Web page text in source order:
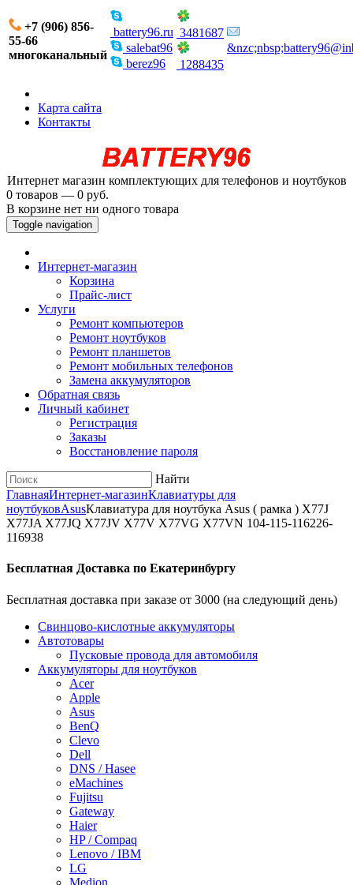
+7 (906) 856-
55-66
многоканальный
battery96.ru
salebat96
berez96
3481687
1288435
Карта сайта
Контакты
Интернет магазин комплектующих для телефонов и ноутбуков
0 товаров — 0 руб.
В корзине нет ни одного товара
Toggle navigation
Интернет-магазин
Корзина
Прайс-лист
Услуги
Ремонт компьютеров
Ремонт ноутбуков
Ремонт планшетов
Ремонт мобильных телефонов
Замена аккумуляторов
Обратная связь
Личный кабинет
Регистрация
Заказы
Восстановление пароля
Найти
ГлавнаяИнтернет-магазинКлавиатуры для
ноутбуковAsusКлавиатура для ноутбука Asus ( рамка ) X77J
X77JA X77JQ X77JV X77V X77VG X77VN 104-115-116226-
116938
Бесплатная Доставка по Екатеринбургу
Бесплатная доставка при заказе от 3000 (на следующий день)
Cвинцово-кислотные аккумуляторы
Автотовары
Пусковые провода для автомобиля
Аккумуляторы для ноутбуков
Acer
Apple
Asus
BenQ
Clevo
Dell
DNS / Hasee
eMachines
Fujitsu
Gateway
Haier
HP / Compaq
Lenovo / IBM
LG
Medion